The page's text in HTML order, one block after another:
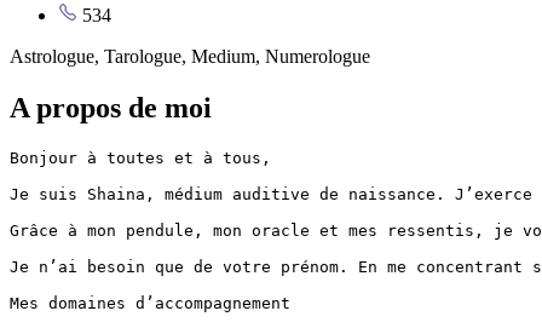
534
Astrologue, Tarologue, Medium, Numerologue
A propos de moi
Bonjour à toutes et à tous,
Je suis Shaina, médium auditive de naissance.
Grâce à mon pendule, mon oracle et mes ressentis, je
Je n’ai besoin que de votre prénom. En me
Mes domaines d’accompagnement